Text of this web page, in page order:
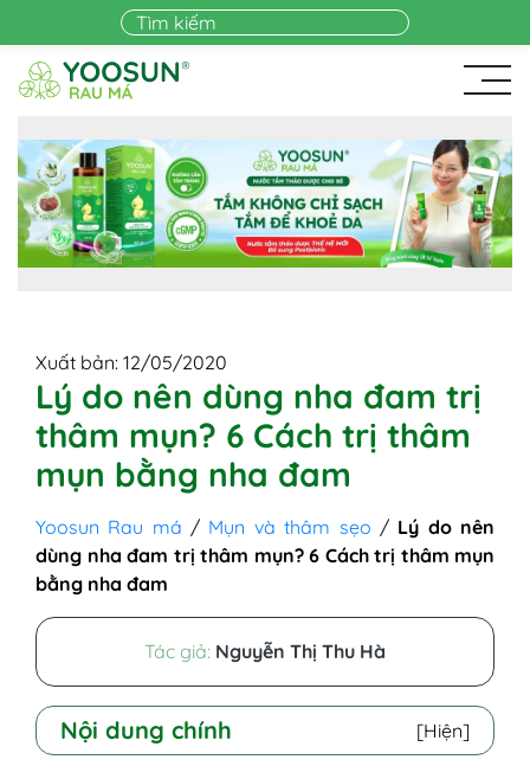
Skip to main content
Xuất bản: 12/05/2020
Lý do nên dùng nha đam trị
thâm mụn? 6 Cách trị thâm
mụn bằng nha đam
Yoosun Rau má / Mụn và thâm sẹo / Lý do nên
dùng nha đam trị thâm mụn? 6 Cách trị thâm mụn
bằng nha đam
Tác giả: Nguyễn Thị Thu Hà
Nội dung chính [Hiện]